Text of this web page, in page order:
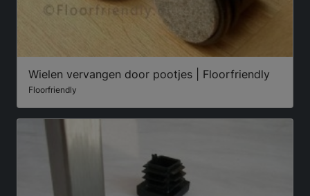
Wielen vervangen door pootjes | Floorfriendly
Floorfriendly